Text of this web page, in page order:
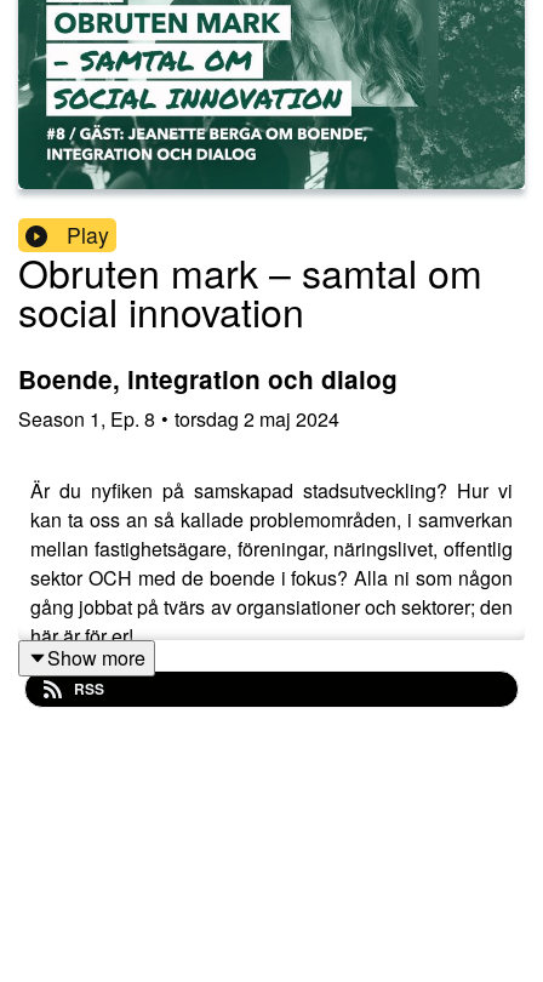
Play
Obruten mark – samtal om
social innovation
Boende, integration och dialog
Season 1, Ep. 8 • torsdag 2 maj 2024
Är du nyfiken på samskapad stadsutveckling? Hur vi
kan ta oss an så kallade problemområden, i samverkan
mellan fastighetsägare, föreningar, näringslivet, offentlig
sektor OCH med de boende i fokus? Alla ni som någon
gång jobbat på tvärs av organsiationer och sektorer; den
här är för er!
Show more
RSS